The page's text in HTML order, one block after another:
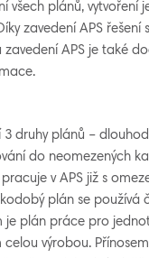
všech plánů,
zavedení APS
APS je také
3 druhy plánů –
do neomezených
v APS již s
plán se používá
je plán práce pro
výrobou.